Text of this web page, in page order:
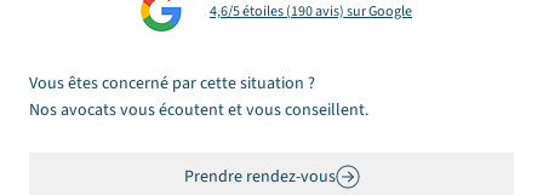
la dernière)
4,6/5 étoiles (190 avis) sur Google
Vous êtes concerné par cette situation ?
Nos avocats vous écoutent et vous conseillent.
Prendre rendez-vous